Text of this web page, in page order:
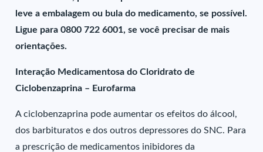
leve a embalagem ou bula do medicamento, se possível.
Ligue para 0800 722 6001, se você precisar de mais
orientações.
Interação Medicamentosa do Cloridrato de
Ciclobenzaprina – Eurofarma
A ciclobenzaprina pode aumentar os efeitos do álcool,
dos barbituratos e dos outros depressores do SNC. Para
a prescrição de medicamentos inibidores da